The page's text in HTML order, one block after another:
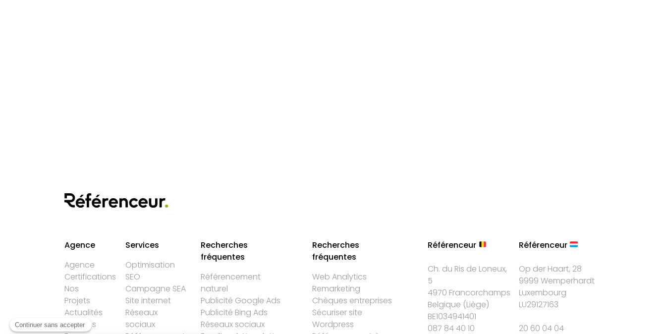
Agence
Agence
Certifications
Nos
Projets
Actualités
Services
Services
Optimisation
SEO
Campagne SEA
Site internet
Réseaux
sociaux
Recherches
fréquentes
Référencement
naturel
Publicité Google Ads
Publicité Bing Ads
Réseaux sociaux
Recherches
fréquentes
Web Analytics
Remarketing
Chèques entreprises
Sécuriser site
Wordpress
Référenceur
Ch. du Ris de Loneux,
5
4970 Francorchamps
Belgique (Liège)
BE1034941401
087 84 40 10
Référenceur
Op der Haart, 28
9999 Wemperhardt
Luxembourg
LU29127163
20 60 04 04